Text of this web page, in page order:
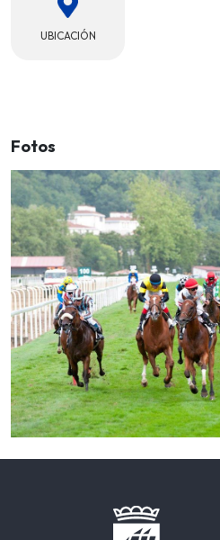
UBICACIÓN
Fotos